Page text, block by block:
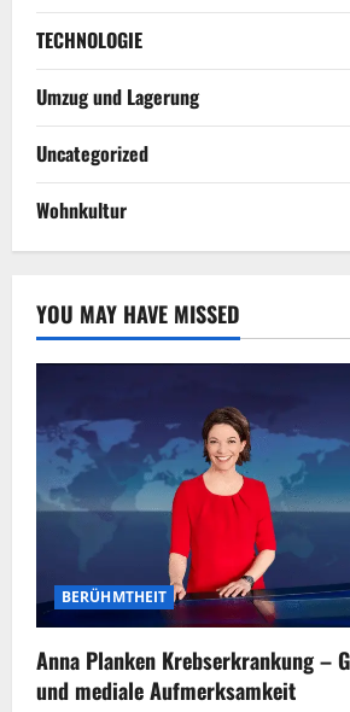
TECHNOLOGIE
Umzug und Lagerung
Uncategorized
Wohnkultur
YOU MAY HAVE MISSED
BERÜHMTHEIT
Anna Planken Krebserkrankung –
und mediale Aufmerksamkeit